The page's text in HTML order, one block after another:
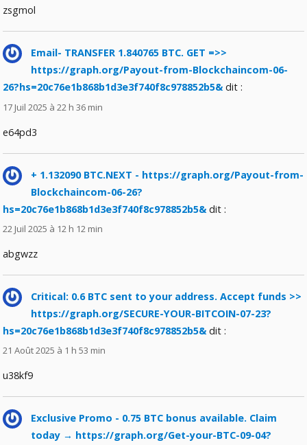
zsgmol
Email- TRANSFER 1.840765 BTC. GET =>>
https://graph.org/Payout-from-Blockchaincom-06-
26?hs=20c76e1b868b1d3e3f740f8c978852b5& dit :
17 Juil 2025 à 22 h 36 min
e64pd3
+ 1.132090 BTC.NEXT - https://graph.org/Payout-from-
Blockchaincom-06-26?
hs=20c76e1b868b1d3e3f740f8c978852b5& dit :
22 Juil 2025 à 12 h 12 min
abgwzz
Critical: 0.6 BTC sent to your address. Accept funds >>
https://graph.org/SECURE-YOUR-BITCOIN-07-23?
hs=20c76e1b868b1d3e3f740f8c978852b5& dit :
21 Août 2025 à 1 h 53 min
u38kf9
Exclusive Promo - 0.75 BTC bonus available. Claim
today → https://graph.org/Get-your-BTC-09-04?